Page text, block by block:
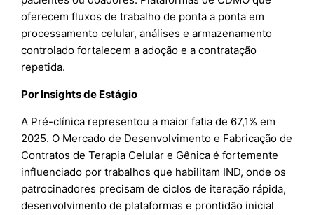
oferecem fluxos de trabalho de ponta a ponta em
processamento celular, análises e armazenamento
controlado fortalecem a adoção e a contratação
repetida.
Por Insights de Estágio
A Pré-clínica representou a maior fatia de 67,1% em
2025. O Mercado de Desenvolvimento e Fabricação de
Contratos de Terapia Celular e Gênica é fortemente
influenciado por trabalhos que habilitam IND, onde os
patrocinadores precisam de ciclos de iteração rápida,
desenvolvimento de plataformas e prontidão inicial